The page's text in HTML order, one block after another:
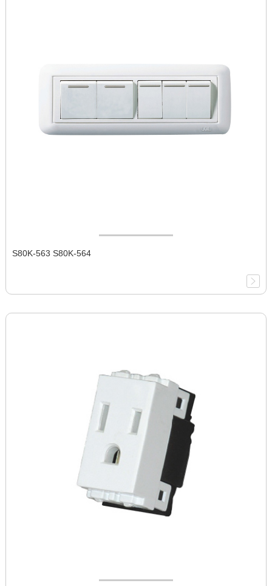
S80K-563 S80K-564